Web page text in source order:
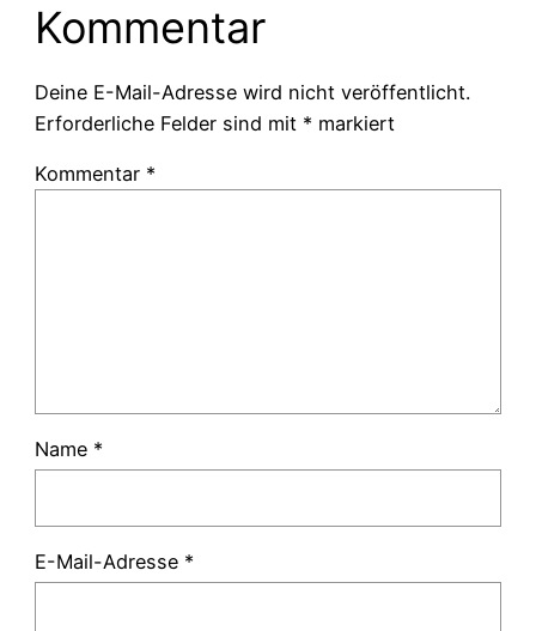
Kommentar
Deine E-Mail-Adresse wird nicht veröffentlicht.
Erforderliche Felder sind mit * markiert
Kommentar *
Name *
E-Mail-Adresse *